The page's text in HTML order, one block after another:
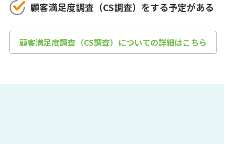
顧客満足度調査（CS調査）をする予定がある
顧客満足度調査（CS調査）についての詳細はこちら